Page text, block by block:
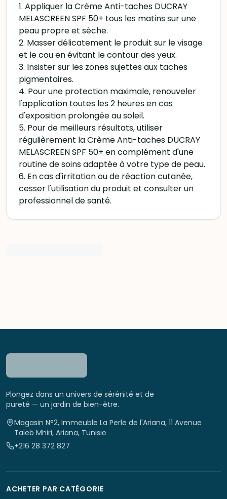
1. Appliquer la Crème Anti-taches DUCRAY
MELASCREEN SPF 50+ tous les matins sur une
peau propre et sèche.
2. Masser délicatement le produit sur le visage
et le cou en évitant le contour des yeux.
3. Insister sur les zones sujettes aux taches
pigmentaires.
4. Pour une protection maximale, renouveler
l'application toutes les 2 heures en cas
d'exposition prolongée au soleil.
5. Pour de meilleurs résultats, utiliser
régulièrement la Crème Anti-taches DUCRAY
MELASCREEN SPF 50+ en complément d'une
routine de soins adaptée à votre type de peau.
6. En cas d'irritation ou de réaction cutanée,
cesser l'utilisation du produit et consulter un
professionnel de santé.
Plongez dans un univers de sérénité et de
pureté — un jardin de bien-être.
Magasin N°2, Immeuble La Perle de l'Ariana, 11 Avenue
Taïeb Mhiri, Ariana, Tunisie
+216 28 372 827
ACHETER PAR CATÉGORIE